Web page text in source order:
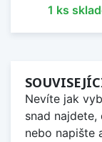
1 ks
Nevíte jak
snad
nebo napište